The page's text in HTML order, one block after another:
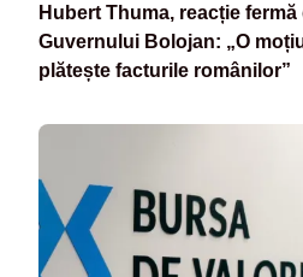
Hubert Thuma, reacție
Guvernului Bolojan: „O
plătește facturile românilor”